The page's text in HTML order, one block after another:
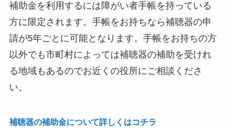
補助金を利用するには障がい者手帳を持っている
方に限定されます。手帳をお持ちなら補聴器の申
請が5年ごとに可能となります。手帳をお持ちの方
以外でも市町村によっては補聴器の補助を受けれ
る地域もあるのでお近くの役所にご相談くださ
い。
補聴器の補助金について詳しくはコチラ